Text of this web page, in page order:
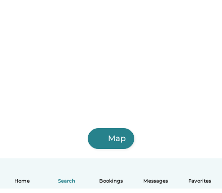
Home Search Bookings Messages Favorites
Map